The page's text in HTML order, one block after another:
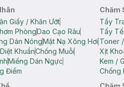
Giấy / Khăn Ướt
PhòngDao Cạo Râu
Dán NóngMặt Nạ Xông Hơi
KhuẩnChống Muỗi
Miếng Dán Ngực
Điểm
Chăm
Tẩy
Tẩy
Toner
Xịt
Kem /
Chống